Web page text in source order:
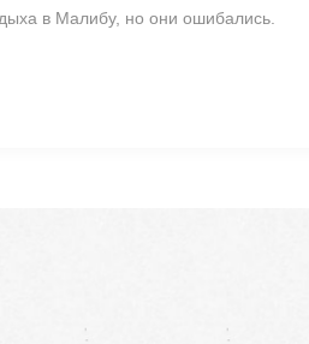
в Малибу, но они ошибались.